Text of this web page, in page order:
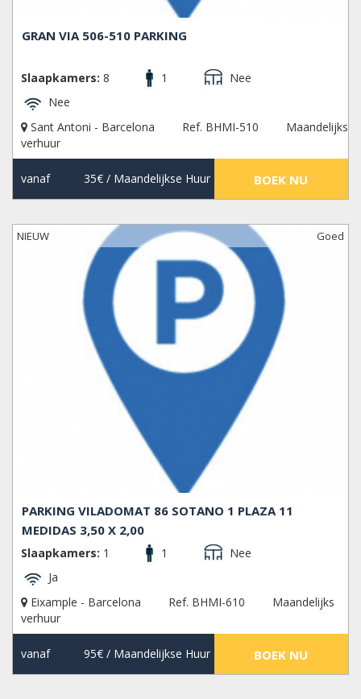
GRAN VIA 506-510 PARKING
Slaapkamers: 8 1
Nee
Nee
Sant Antoni - Barcelona
Ref. BHMI-510
Maandelijks
verhuur
vanaf 35€/ Maandelijkse Huur BOEK NU
NIEUW Goed
PARKING VILADOMAT 86 SOTANO 1 PLAZA 11
MEDIDAS 3,50 X 2,00
Slaapkamers: 1 1
Nee
Ja
Eixample - Barcelona
Ref. BHMI-610
Maandelijks
verhuur
vanaf 95€/ Maandelijkse Huur BOEK NU